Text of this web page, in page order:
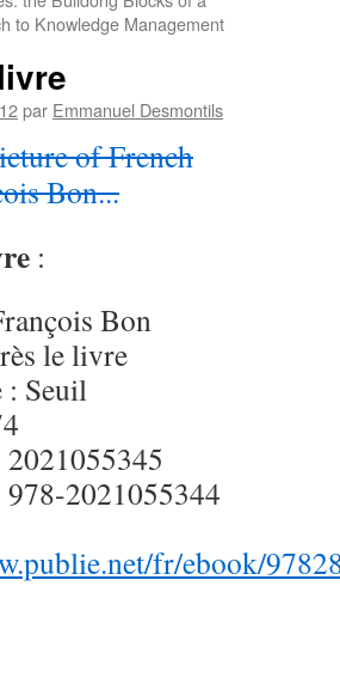
to Knowledge Management
par Emmanuel Desmontils
:
Bon
le livre
: Seuil
2021055344
fr/ebook/